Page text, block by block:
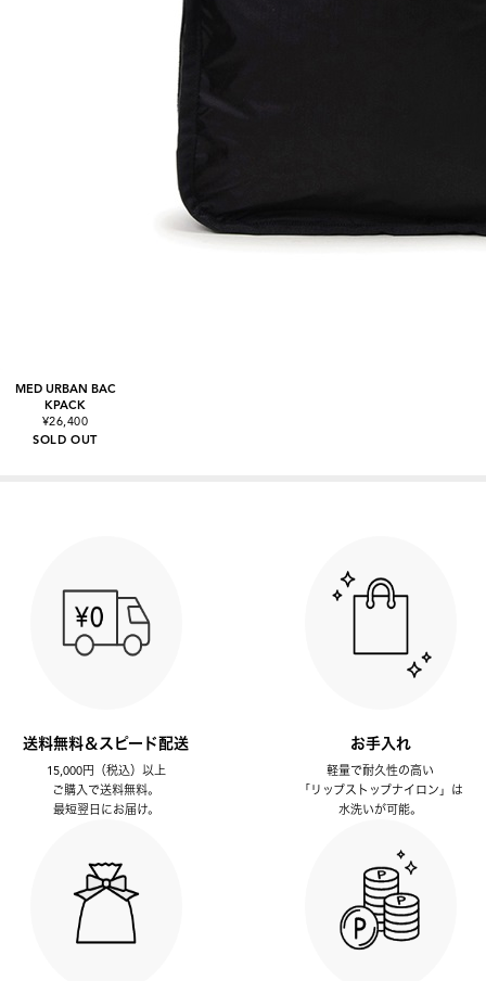
MED URBAN BAC
KPACK
¥26,400
SOLD OUT
送料無料＆スピード配送
15,000円（税込）以上
ご購入で送料無料。
最短翌日にお届け。
お手入れ
軽量で耐久性の高い
「リップストップナイロン」は
水洗いが可能。